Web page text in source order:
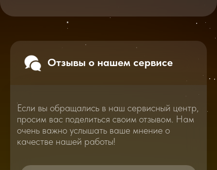
2026
2025Перейти
В нашем блоге статей мы расскажем
Вам о самом важном, полезном и новом
в мире смартфонов и не только